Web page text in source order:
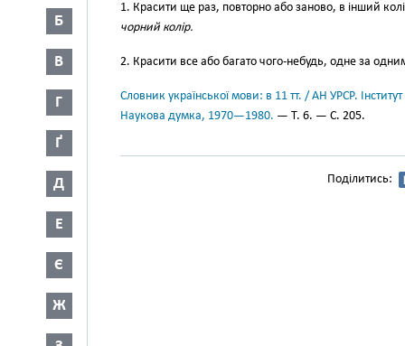
Б
В
Г
Ґ
Д
Е
Є
Ж
1. Красити ще раз, повторно або заново, в інший
чорний колір.
2. Красити все або багато чого-небудь, одне за
Словник української мови: в 11 тт. / АН УРСР.
Наукова думка, 1970—1980. — Т. 6. — С. 205.
Поділитись: